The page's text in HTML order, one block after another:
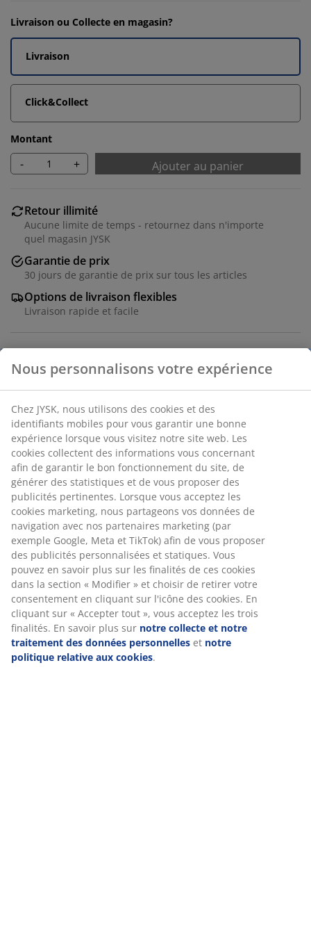
Livraison ou Collecte en magasin?
Livraison
Click&Collect
Montant
- + Ajouter au panier
Retour illimité
Aucune limite de temps - retournez dans n'importe
quel magasin JYSK
Garantie de prix
30 jours de garantie de prix sur tous les articles
Options de livraison flexibles
Livraison rapide et facile
Butée de porte en toile grise avec un design qui donne
une impression de confort et de convivialité tout en
maintenant les portes en place. La poignée en corde
permet de déplacer facilement la butée de porte. l20 x
L10 x H20 cm
Numéro d’article: 4912106
Spécifications
Avis
(47)
Livraison
Nous personnalisons votre expérience
Chez JYSK, nous utilisons des cookies et des identifiants
mobiles pour vous garantir une bonne expérience lorsque
vous visitez notre site web. Les cookies collectent des
informations vous concernant afin de garantir le bon
fonctionnement du site, de générer des statistiques et de
vous proposer des publicités pertinentes. Lorsque vous
acceptez les cookies marketing, nous partageons vos
données de navigation avec nos partenaires marketing
(par exemple Google, Meta et TikTok) afin de vous
proposer des publicités personnalisées et statiques. Vous
pouvez en savoir plus sur les finalités de ces cookies dans
la section « Modifier » et choisir de retirer votre
consentement en cliquant sur l'icône des cookies. En
cliquant sur « Accepter tout », vous acceptez les trois
finalités. En savoir plus surnotre collecte et notre